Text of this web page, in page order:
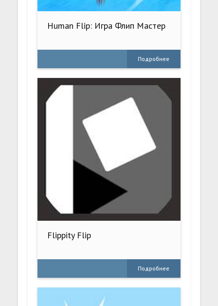
Human Flip: Игра Флип Мастер
Подробнее
Flippity Flip
Подробнее